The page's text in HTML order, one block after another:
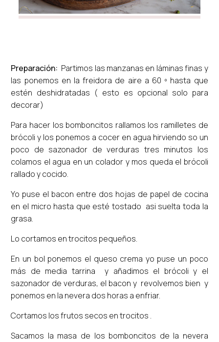
Preparación: Partimos las manzanas en láminas finas y
las ponemos en la freidora de aire a 60 º hasta que
estén deshidratadas ( esto es opcional solo para
decorar)
Para hacer los bomboncitos rallamos los ramilletes de
brócoli y los ponemos a cocer en agua hirviendo so un
poco de sazonador de verduras tres minutos los
colamos el agua en un colador y mos queda el brócoli
rallado y cocido.
Yo puse el bacon entre dos hojas de papel de cocina
en el micro hasta que esté tostado asi suelta toda la
grasa.
Lo cortamos en trocitos pequeños.
En un bol ponemos el queso crema yo puse un poco
más de media tarrina y añadimos el brócoli y el
sazonador de verduras, el bacon y revolvemos bien y
ponemos en la nevera dos horas a enfriar.
Cortamos los frutos secos en trocitos .
Sacamos la masa de los bomboncitos de la nevera